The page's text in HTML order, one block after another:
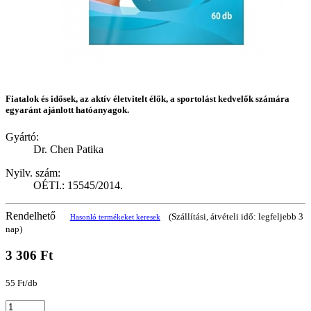
Fiatalok és idősek, az aktív életvitelt élők, a sportolást kedvelők számára
egyaránt ajánlott hatóanyagok.
Gyártó:
Dr. Chen Patika
Nyilv. szám:
OÉTI.: 15545/2014.
Rendelhető Hasonló termékeket keresek
(Szállítási, átvételi idő: legfeljebb 3
nap)
3 306 Ft
55 Ft/db